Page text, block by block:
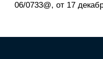
06/0733@, от 17